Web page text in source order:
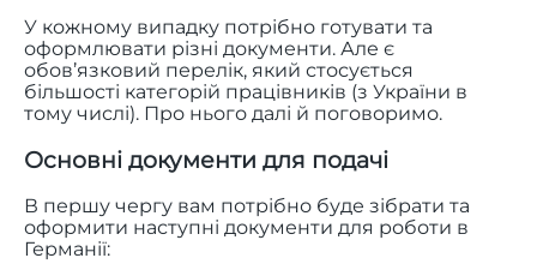
У кожному випадку потрібно готувати та
оформлювати різні документи. Але є
обов’язковий перелік, який стосується
більшості категорій працівників (з України в
тому числі). Про нього далі й поговоримо.
Основні документи для подачі
В першу чергу вам потрібно буде зібрати та
оформити наступні документи для роботи в
Германії: